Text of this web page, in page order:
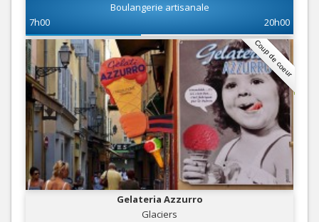
Boulangerie artisanale
7h00
20h00
Coup de coeur
Gelateria Azzurro
Glaciers